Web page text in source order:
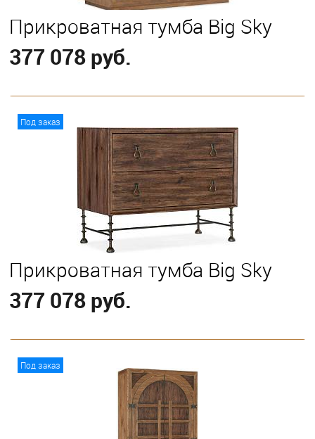
Прикроватная тумба Big Sky
377 078 руб.
Под заказ
Прикроватная тумба Big Sky
377 078 руб.
Под заказ